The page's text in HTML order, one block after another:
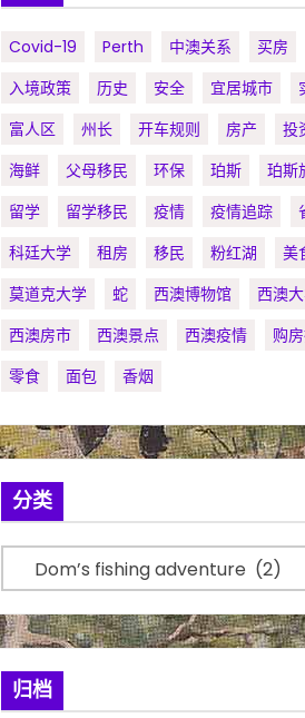
Covid-19 Perth 中澳关系 买房
入境政策
历史 安全 宜居城市
富人区
州长 开车规则 房产 投
海鲜
父母移民 环保 珀斯 珀斯
留学
留学移民 疫情 疫情追踪
科廷大学
租房 移民 粉红湖 美
莫道克大学
蛇 西澳博物馆
西澳
西澳房市
西澳景点 西澳疫情 购
零食
面包 香烟
分类
类
归档